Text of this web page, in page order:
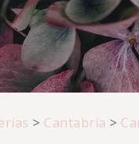
> Cantabria >